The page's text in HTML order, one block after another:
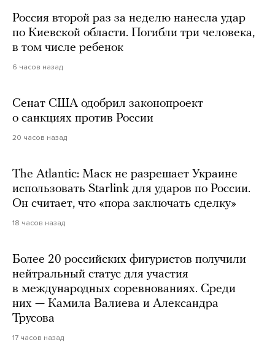
Россия второй раз за неделю нанесла удар
по Киевской области. Погибли три человека,
в том числе ребенок
6 часов назад
Сенат США одобрил законопроект
о санкциях против России
20 часов назад
The Atlantic: Маск не разрешает Украине
использовать Starlink для ударов по России.
Он считает, что «пора заключать сделку»
18 часов назад
Более 20 российских фигуристов получили
нейтральный статус для участия
в международных соревнованиях. Среди
них — Камила Валиева и Александра
Трусова
17 часов назад